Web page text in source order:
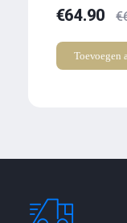
€64.90 €
Toevoegen